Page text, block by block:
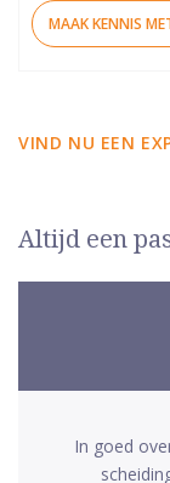
MAAK KENNIS
VIND NU EEN
Altijd een
In goed